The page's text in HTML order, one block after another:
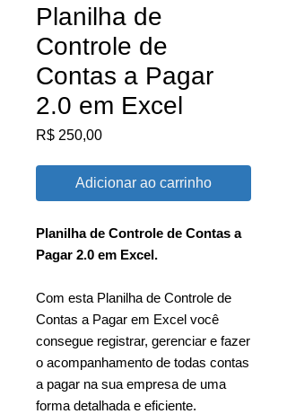
Planilha de
Controle de
Contas a Pagar
2.0 em Excel
R$ 250,00Preço
Adicionar ao carrinho
Planilha de Controle de Contas a
Pagar 2.0 em Excel.
Com esta Planilha de Controle de
Contas a Pagar em Excel você
consegue registrar, gerenciar e fazer
o acompanhamento de todas contas
a pagar na sua empresa de uma
forma detalhada e eficiente.